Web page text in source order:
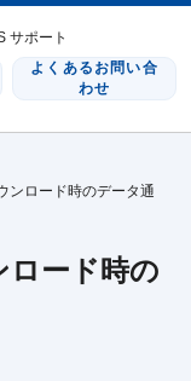
サポート
よくあるお問い合
わせ
ンロード時のデータ通
ロード時の